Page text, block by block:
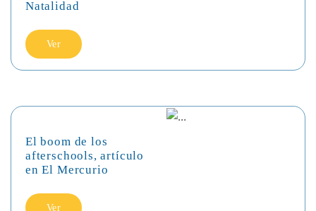
Natalidad
Ver
El boom de los
afterschools, artículo
en El Mercurio
Ver